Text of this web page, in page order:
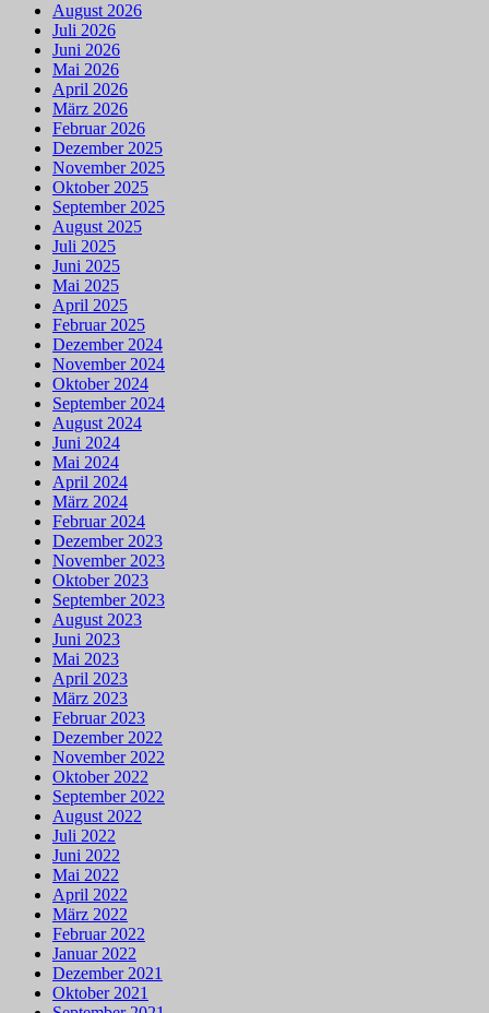
August 2026
Juli 2026
Juni 2026
Mai 2026
April 2026
März 2026
Februar 2026
Dezember 2025
November 2025
Oktober 2025
September 2025
August 2025
Juli 2025
Juni 2025
Mai 2025
April 2025
Februar 2025
Dezember 2024
November 2024
Oktober 2024
September 2024
August 2024
Juni 2024
Mai 2024
April 2024
März 2024
Februar 2024
Dezember 2023
November 2023
Oktober 2023
September 2023
August 2023
Juni 2023
Mai 2023
April 2023
März 2023
Februar 2023
Dezember 2022
November 2022
Oktober 2022
September 2022
August 2022
Juli 2022
Juni 2022
Mai 2022
April 2022
März 2022
Februar 2022
Januar 2022
Dezember 2021
Oktober 2021